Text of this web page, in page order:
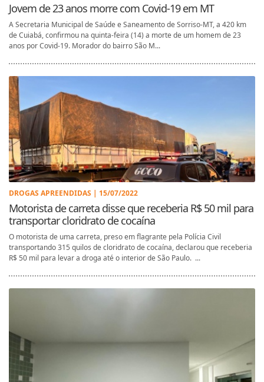
Jovem de 23 anos morre com Covid-19 em MT
A Secretaria Municipal de Saúde e Saneamento de Sorriso-MT, a 420 km
de Cuiabá, confirmou na quinta-feira (14) a morte de um homem de 23
anos por Covid-19. Morador do bairro São M...
DROGAS APREENDIDAS | 15/07/2022
Motorista de carreta disse que receberia R$ 50 mil para
transportar cloridrato de cocaína
O motorista de uma carreta, preso em flagrante pela Polícia Civil
transportando 315 quilos de cloridrato de cocaína, declarou que receberia
R$ 50 mil para levar a droga até o interior de São Paulo. ...